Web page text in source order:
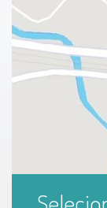
Otite
Otite